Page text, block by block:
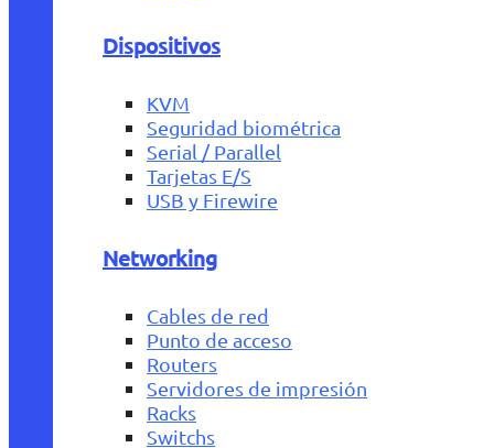
Dispositivos
KVM
Seguridad biométrica
Serial / Parallel
Tarjetas E/S
USB y Firewire
Networking
Cables de red
Punto de acceso
Routers
Servidores de impresión
Racks
Switchs